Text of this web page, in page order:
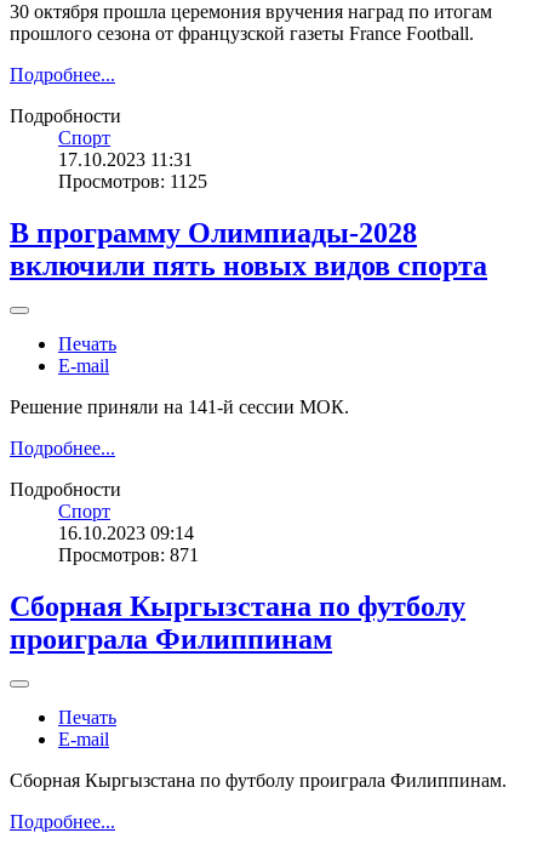
30 октября прошла церемония вручения наград по итогам
прошлого сезона от французской газеты France Football.
Подробнее...
Подробности
Спорт
17.10.2023 11:31
Просмотров: 1125
В программу Олимпиады-2028
включили пять новых видов спорта
Печать
E-mail
Решение приняли на 141-й сессии МОК.
Подробнее...
Подробности
Спорт
16.10.2023 09:14
Просмотров: 871
Сборная Кыргызстана по футболу
проиграла Филиппинам
Печать
E-mail
Сборная Кыргызстана по футболу проиграла Филиппинам.
Подробнее...